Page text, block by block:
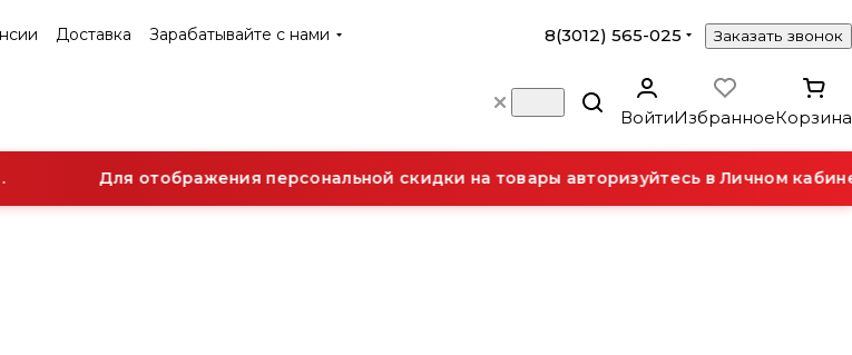
Доставка Зарабатывайте с нами 8(3012) 565-025 Заказать звонок
ВойтиИзбранноеКорзина
Для отображения персональной скидки на товары авторизуйтесь в Личном